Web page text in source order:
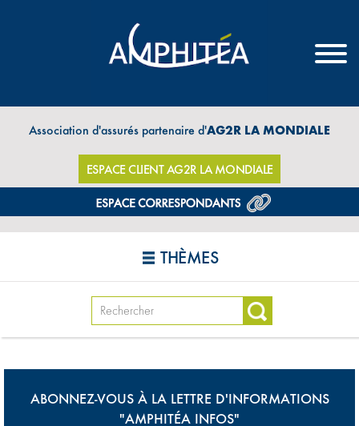
Association d'assurés partenaire d'AG2R LA MONDIALE
ESPACE CLIENT AG2R LA MONDIALE
THÈMES
ABONNEZ-VOUS À LA LETTRE D'INFORMATIONS
"AMPHITÉA INFOS"